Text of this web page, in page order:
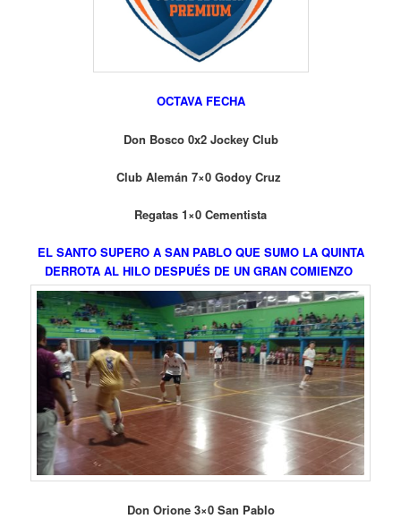
OCTAVA FECHA
Don Bosco 0x2 Jockey Club
Club Alemán 7×0 Godoy Cruz
Regatas 1×0 Cementista
EL SANTO SUPERO A SAN PABLO QUE SUMO LA QUINTA
DERROTA AL HILO DESPUÉS DE UN GRAN COMIENZO
Don Orione 3×0 San Pablo